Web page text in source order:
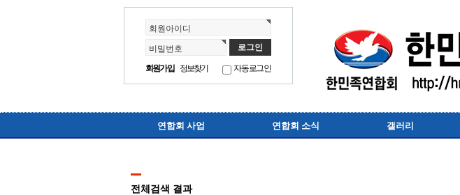
회원아이디
비밀번호
회원가입
정보찾기 자동로그인
연합회 사업 연합회 소식 갤러리
전체검색 결과